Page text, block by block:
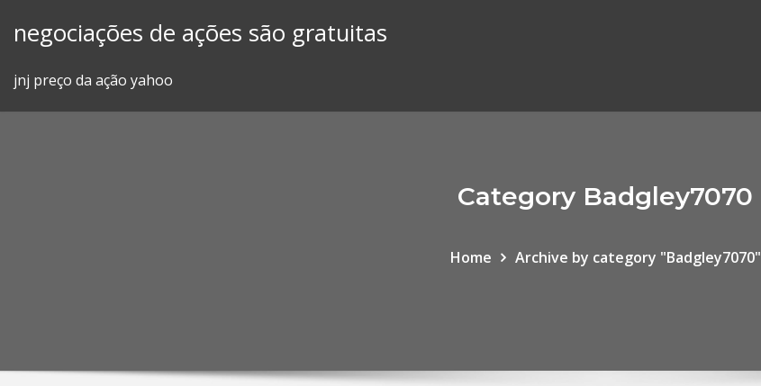
negociações de ações são gratuitas
jnj preço da ação yahoo
Category Badgley7070
Home Archive by category "Badgley7070"